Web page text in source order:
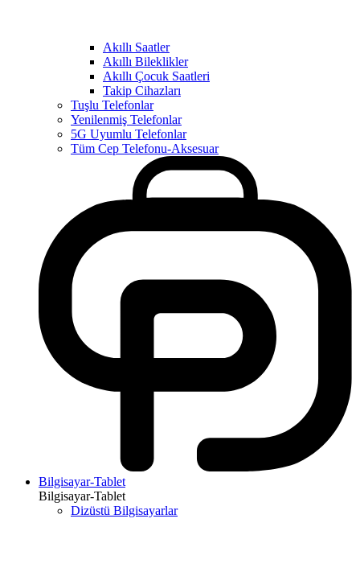
Akıllı Saatler
Akıllı Bileklikler
Akıllı Çocuk Saatleri
Takip Cihazları
Tuşlu Telefonlar
Yenilenmiş Telefonlar
5G Uyumlu Telefonlar
Tüm Cep Telefonu-Aksesuar
Bilgisayar-Tablet
Bilgisayar-Tablet
Dizüstü Bilgisayarlar